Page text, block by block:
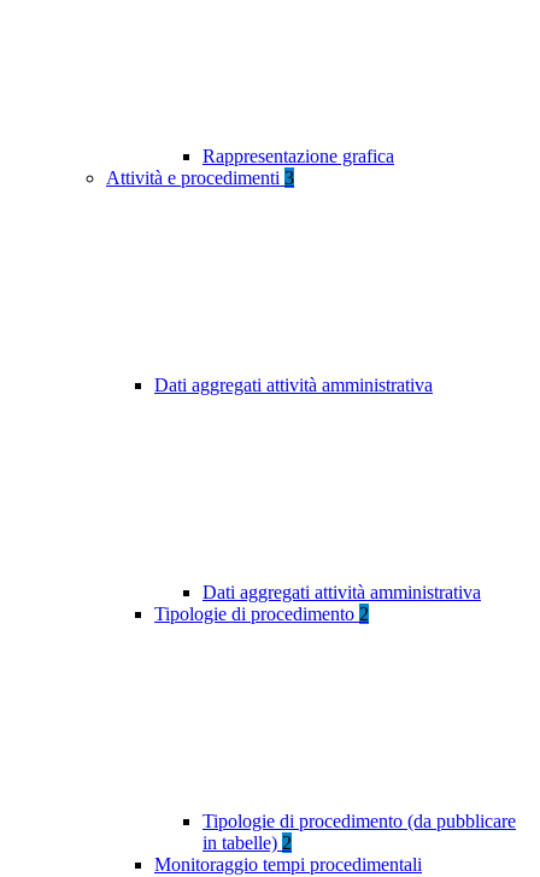
Rappresentazione grafica
Attività e procedimenti 3
Dati aggregati attività amministrativa
Dati aggregati attività amministrativa
Tipologie di procedimento 2
Tipologie di procedimento (da pubblicare
in tabelle) 2
Monitoraggio tempi procedimentali